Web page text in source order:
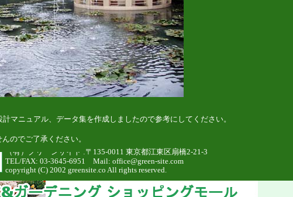
マニュアル、データ集を作成しましたので参考にしてください。
のでご了承ください。
（有）グリーンサイト :〒135-0011 東京都江東区扇橋2-21-3
TEL/FAX: 03-3645-6951 Mail: office@green-site.com
copyright (C) 2002 greensite.co All rights reserved.